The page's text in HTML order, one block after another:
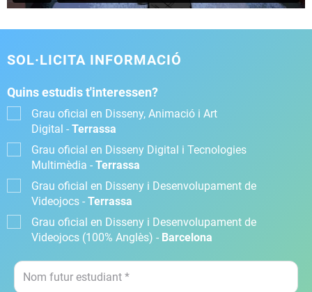
SOL·LICITA INFORMACIÓ
Quins estudis t'interessen?
Grau oficial en Disseny, Animació i Art
Digital - Terrassa
Grau oficial en Disseny Digital i Tecnologies
Multimèdia - Terrassa
Grau oficial en Disseny i Desenvolupament de
Videojocs - Terrassa
Grau oficial en Disseny i Desenvolupament de
Videojocs (100% Anglès) - Barcelona